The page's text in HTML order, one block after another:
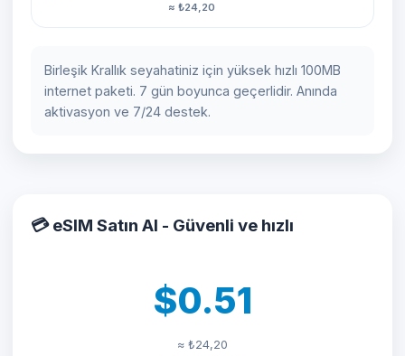
≈ ₺24,20
Birleşik Krallık seyahatiniz için yüksek hızlı 100MB
internet paketi. 7 gün boyunca geçerlidir. Anında
aktivasyon ve 7/24 destek.
💳 eSIM Satın Al - Güvenli ve hızlı
$0.51
≈ ₺24,20